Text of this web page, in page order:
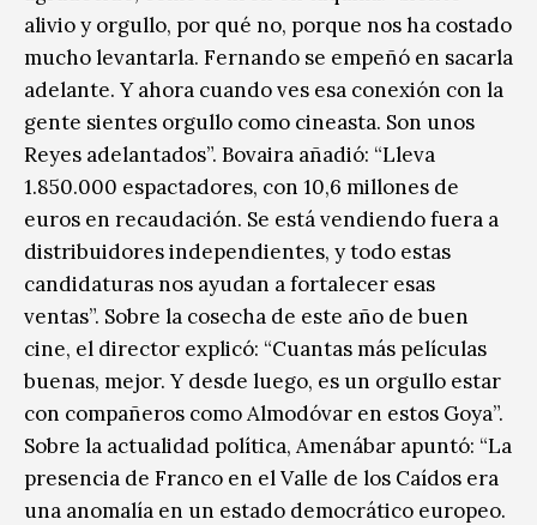
alivio y orgullo, por qué no, porque nos ha costado
mucho levantarla. Fernando se empeñó en sacarla
adelante. Y ahora cuando ves esa conexión con la
gente sientes orgullo como cineasta. Son unos
Reyes adelantados”. Bovaira añadió: “Lleva
1.850.000 espactadores, con 10,6 millones de
euros en recaudación. Se está vendiendo fuera a
distribuidores independientes, y todo estas
candidaturas nos ayudan a fortalecer esas
ventas”. Sobre la cosecha de este año de buen
cine, el director explicó: “Cuantas más películas
buenas, mejor. Y desde luego, es un orgullo estar
con compañeros como Almodóvar en estos Goya”.
Sobre la actualidad política, Amenábar apuntó: “La
presencia de Franco en el Valle de los Caídos era
una anomalía en un estado democrático europeo.